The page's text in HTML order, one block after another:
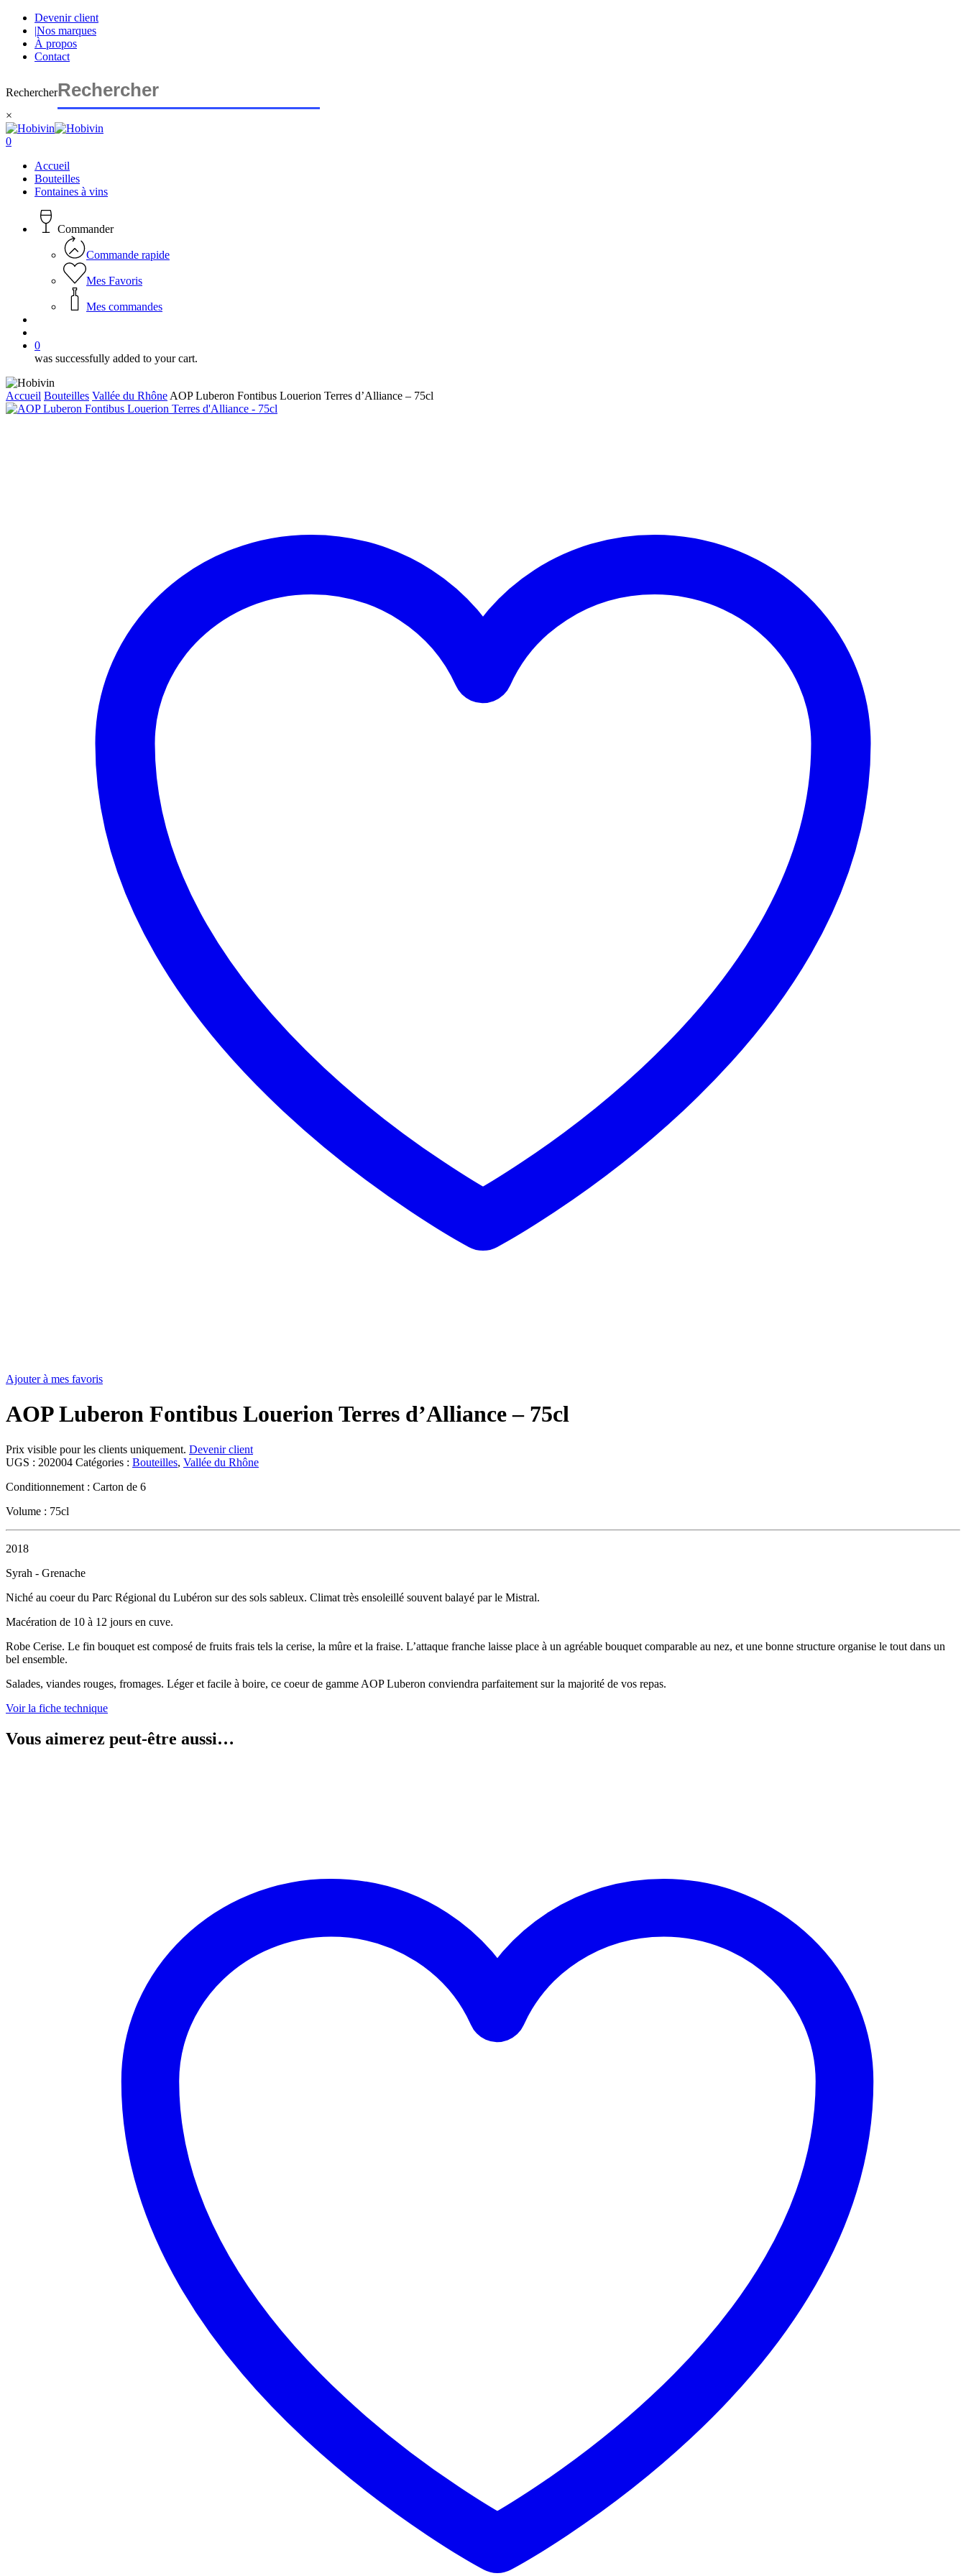
Skip
main
content
Devenir client
|Nos marques
À propos
Contact
Rechercher
×
Close
Search
search
account
0
Accueil
Bouteilles
Fontaines à vins
Commander
Commande rapide
Mes Favoris
Mes commandes
0
was successfully added to your cart.
Accueil Bouteilles Vallée du Rhône AOP Luberon Fontibus Louerion Terres d’Alliance – 75cl
Ajouter à mes favoris
AOP Luberon Fontibus Louerion Terres d’Alliance – 75cl
Prix visible pour les clients uniquement. Devenir client
UGS : 202004 Catégories : Bouteilles, Vallée du Rhône
Conditionnement : Carton de 6
Volume : 75cl
2018
Syrah - Grenache
Niché au coeur du Parc Régional du Lubéron sur des sols sableux. Climat très ensoleillé souvent balayé par le Mistral.
Macération de 10 à 12 jours en cuve.
Robe Cerise. Le fin bouquet est composé de fruits frais tels la cerise, la mûre et la fraise. L’attaque franche laisse place à un agréable bouquet comparable au nez, et une bonne structure organise le tout dans un
bel ensemble.
Salades, viandes rouges, fromages. Léger et facile à boire, ce coeur de gamme AOP Luberon conviendra parfaitement sur la majorité de vos repas.
Voir la fiche technique
Vous aimerez peut-être aussi…